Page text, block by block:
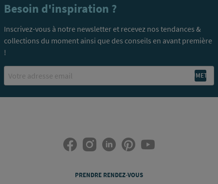
Besoin d'inspiration ?
Inscrivez-vous à notre newsletter et recevez nos tendances &
collections du moment ainsi que des conseils en avant première
!
Email
PRENDRE RENDEZ-VOUS